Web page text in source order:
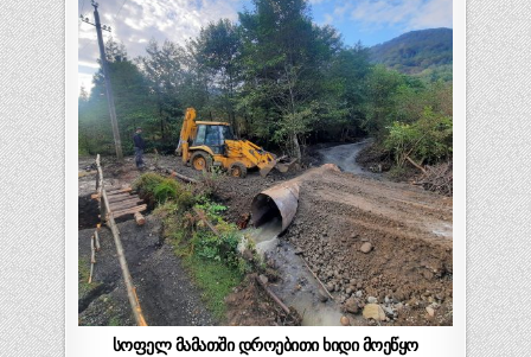
სოფელ მამათში დროებითი ხიდი მოეწყო